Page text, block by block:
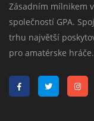
Zásadním mílnikem
společností GPA.
trhu najvětší
pro amatérske hráče.